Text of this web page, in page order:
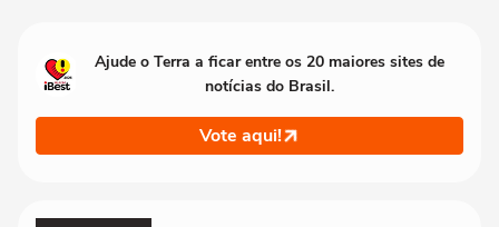
Ajude o Terra a ficar entre os 20 maiores sites de
notícias do Brasil.
Vote aqui!